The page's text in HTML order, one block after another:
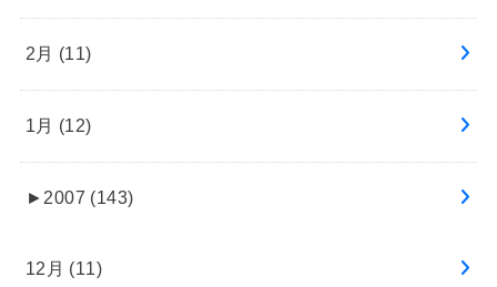
2月 (11)
1月 (12)
► 2007 (143)
12月 (11)